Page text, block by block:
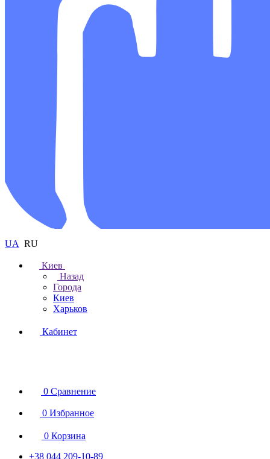
UA RU
Киев
Назад
Города
Киев
Харьков
Кабинет
0 Сравнение
0 Избранное
0 Корзина
+38 044 209-10-89